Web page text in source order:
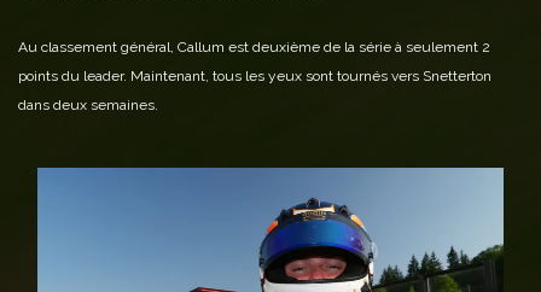
Au classement général, Callum est deuxième de la série à seulement 2
points du leader. Maintenant, tous les yeux sont tournés vers Snetterton
dans deux semaines.